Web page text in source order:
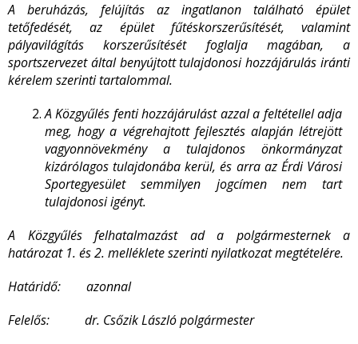
A beruházás, felújítás az ingatlanon található épület
tetőfedését, az épület fűtéskorszerűsítését, valamint
pályavilágítás korszerűsítését foglalja magában, a
sportszervezet által benyújtott tulajdonosi hozzájárulás iránti
kérelem szerinti tartalommal.
A Közgyűlés fenti hozzájárulást azzal a feltétellel adja
meg, hogy a végrehajtott fejlesztés alapján létrejött
vagyonnövekmény a tulajdonos önkormányzat
kizárólagos tulajdonába kerül, és arra az Érdi Városi
Sportegyesület semmilyen jogcímen nem tart
tulajdonosi igényt.
A Közgyűlés felhatalmazást ad a polgármesternek a
határozat 1. és 2. melléklete szerinti nyilatkozat megtételére.
Határidő: azonnal
Felelős: dr. Csőzik László polgármester